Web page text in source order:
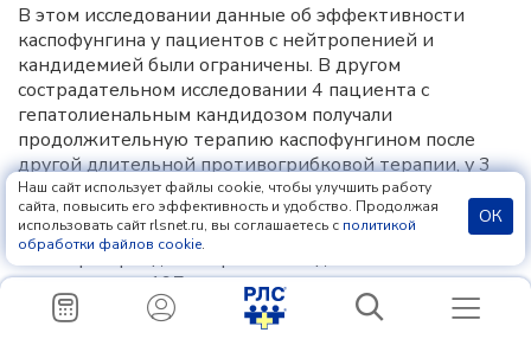
В этом исследовании данные об эффективности
каспофунгина у пациентов с нейтропенией и
кандидемией были ограничены. В другом
сострадательном исследовании 4 пациента с
гепатолиенальным кандидозом получали
продолжительную терапию каспофунгином после
другой длительной противогрибковой терапии, у 3
из этих пациентов наблюдался положительный
ответ.
Во втором рандомизированном двойном слепом
исследовании 197 пациентов с подтвержденным
инвазивным кандидозом получали каспофунгин в
дозе 50 мг/сут (после нагрузочной дозы 70 мг в 1-
Наш сайт использует файлы cookie, чтобы улучшить работу
сайта, повысить его эффективность и удобство. Продолжая
использовать сайт rlsnet.ru, вы соглашаетесь с политикой
обработки файлов cookie.
ОК